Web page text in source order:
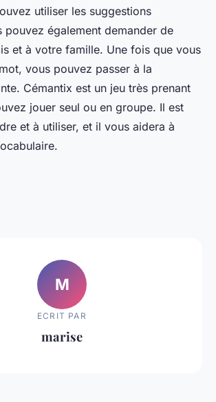
utiliser les suggestions
pouvez également demander de
et à votre famille. Une fois que vous
vous pouvez passer à la
Cémantix est un jeu très prenant
jouer seul ou en groupe. Il est
et à utiliser, et il vous aidera à
M
ECRIT PAR
marise